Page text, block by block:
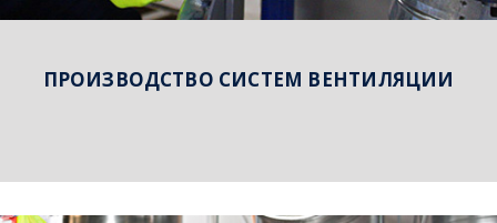
ПРОИЗВОДСТВО СИСТЕМ ВЕНТИЛЯЦИИ